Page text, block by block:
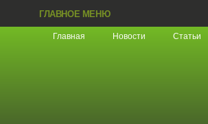
ГЛАВНОЕ МЕНЮ
Главная Новости Статьи